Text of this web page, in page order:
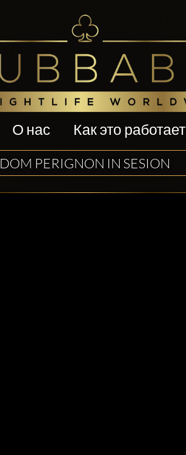
О нас Как это работает
DOM PERIGNON IN SESION